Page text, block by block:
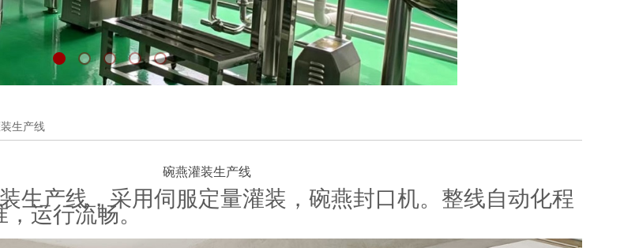
生产线
碗燕灌装生产线
生产线，采用伺服定量灌装，碗燕封口机。整线自动化程
运行流畅。